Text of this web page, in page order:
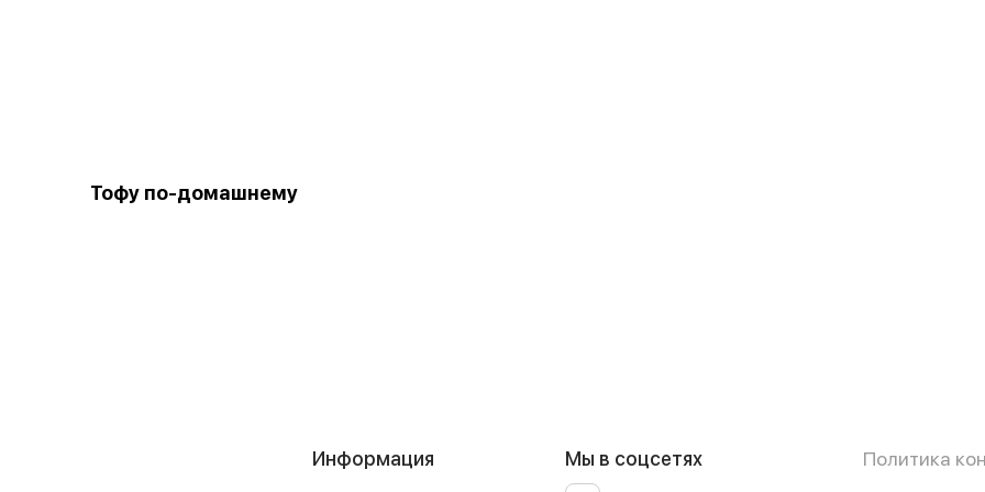
Тофу по-домашнему
Информация Мы в соцсетях
Политика